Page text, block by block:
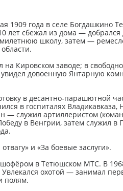
1909 года в селе Богдашкино
лет сбежал из дома — добрался
школу, затем —
Кировском заводе; в
довоенную Янтарную
в десантно‑парашютной
в госпиталях Владикавказа,
— служил артиллеристом
в Венгрии, затем служил в
и «За боевые заслуги».
в Тетюшском МТС. В
охотой — занимал
полям.